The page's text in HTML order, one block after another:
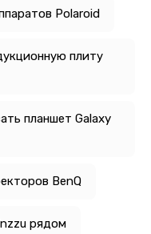
Polaroid
плиту
планшет Galaxy
BenQ
рядом